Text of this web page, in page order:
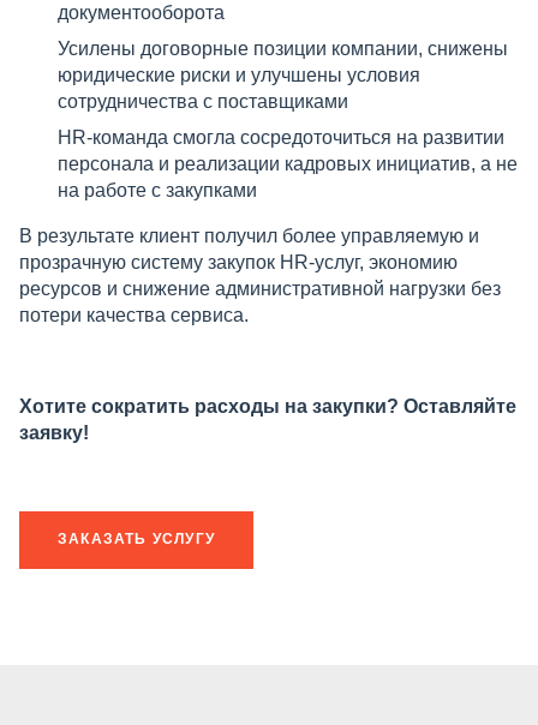
документооборота
Усилены договорные позиции компании, снижены
юридические риски и улучшены условия
сотрудничества с поставщиками
HR-команда смогла сосредоточиться на развитии
персонала и реализации кадровых инициатив, а не
на работе с закупками
В результате клиент получил более управляемую и
прозрачную систему закупок HR-услуг, экономию
ресурсов и снижение административной нагрузки без
потери качества сервиса.
Хотите сократить расходы на закупки? Оставляйте
заявку!
ЗАКАЗАТЬ УСЛУГУ